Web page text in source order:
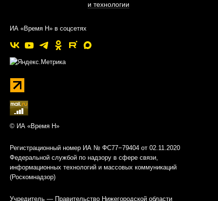
и технологии
ИА «Время Н» в соцсетях
© ИА «Время Н»
Регистрационный номер ИА № ФС77−79404 от 02.11.2020
Федеральной службой по надзору в сфере связи,
информационных технологий и массовых коммуникаций
(Роскомнадзор)
Учредитель — Правительство Нижегородской области